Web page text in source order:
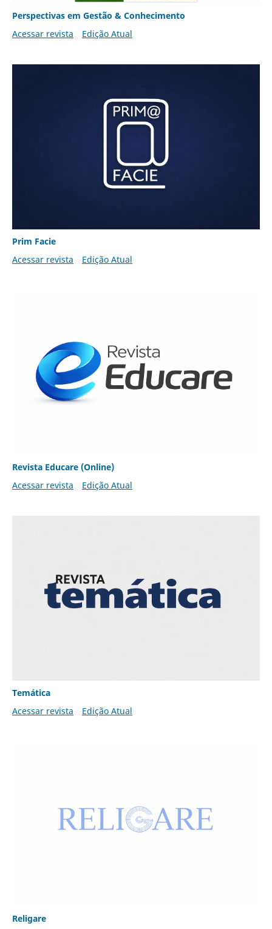
Perspectivas em Gestão & Conhecimento
Acessar revista
Edição Atual
Prim Facie
Acessar revista
Edição Atual
Revista Educare (Online)
Acessar revista
Edição Atual
Temática
Acessar revista
Edição Atual
Religare